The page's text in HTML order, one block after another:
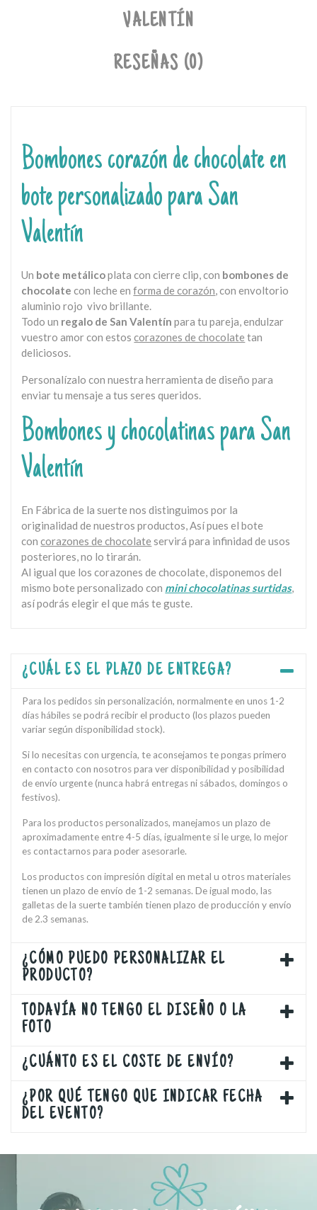
VALENTÍN
RESEÑAS (0)
Bombones corazón de chocolate en
bote personalizado para San
Valentín
Un bote metálicoplata con cierre clip, con bombones de
chocolate con leche enforma de corazón, con envoltorio
aluminio rojo vivo brillante.
Todo un regalo de San Valentín para tu pareja, endulzar
vuestro amor con estoscorazones de chocolate tan
deliciosos.
Personalízalo con nuestra herramienta de diseño para
enviar tu mensaje a tus seres queridos.
Bombones y chocolatinas para San
Valentín
En Fábrica de la suerte nos distinguimos por la
originalidad de nuestros productos, Así pues el bote
concorazones de chocolate servirá para infinidad de usos
posteriores, no lo tirarán.
Al igual que los corazones de chocolate, disponemos del
mismo bote personalizado con mini chocolatinas surtidas,
así podrás elegir el que más te guste.
¿CUÁL ES EL PLAZO DE ENTREGA?
Para los pedidos sin personalización, normalmente en unos 1-2
días hábiles se podrá recibir el producto (los plazos pueden
variar según disponibilidad stock).
Si lo necesitas con urgencia, te aconsejamos te pongas primero
en contacto con nosotros para ver disponibilidad y posibilidad
de envío urgente (nunca habrá entregas ni sábados, domingos o
festivos).
Para los productos personalizados, manejamos un plazo de
aproximadamente entre 4-5 días, igualmente si le urge, lo mejor
es contactarnos para poder asesorarle.
Los productos con impresión digital en metal u otros materiales
tienen un plazo de envío de 1-2 semanas. De igual modo, las
galletas de la suerte también tienen plazo de producción y envío
de 2.3 semanas.
¿CÓMO PUEDO PERSONALIZAR EL
PRODUCTO?
TODAVÍA NO TENGO EL DISEÑO O LA
FOTO
¿CUÁNTO ES EL COSTE DE ENVÍO?
¿POR QUÉ TENGO QUE INDICAR FECHA
DEL EVENTO?